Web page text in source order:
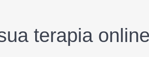
terapia online